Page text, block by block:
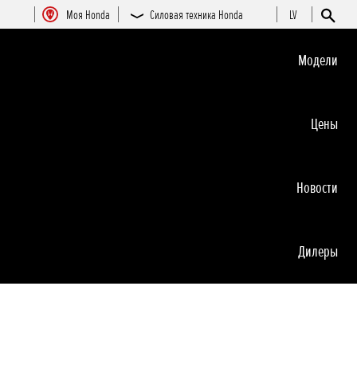
Moя Honda Силовая техника Honda LV
Moдeли
Цeны
Новocти
Дилеры